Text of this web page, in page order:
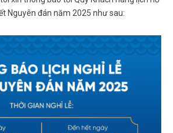
Nguyên đán năm 2025 như sau: